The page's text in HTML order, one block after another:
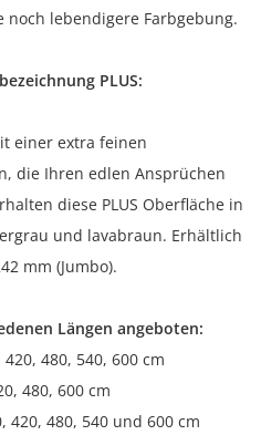
lebendigere Farbgebung.
PLUS:
einer extra feinen
die Ihren edlen Ansprüchen
diese PLUS Oberfläche in
und lavabraun. Erhältlich
mm (Jumbo).
Längen angeboten:
480, 540, 600 cm
480, 600 cm
420, 480, 540 und 600 cm